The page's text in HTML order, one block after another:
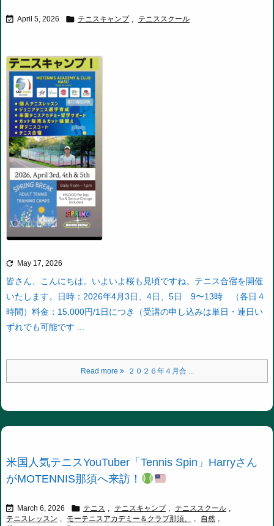
 April 5, 2026  テニスキャンプ , テニススクール
 May 17, 2026
皆さん、こんにちは。いよいよ桜も見頃ですね。テニス合宿を開催
いたします。
日時：2026年4月3日、4日、5日 9〜13時 （各日４
時間） 料金：15,000円/1日につき（受講の申し込みは単日・連日い
ずれでも可能です ...
Read more ２０２６年４月合 ...
米国人気テニスYouTuber「Tennis Spin」Harryさん
がMOTENNIS那須へ来訪！
 March 6, 2026  テニス , テニスキャンプ , テニススクール ,
テニスレッスン , モーテニスアカデミー＆クラブ那須、 , 自然 ,